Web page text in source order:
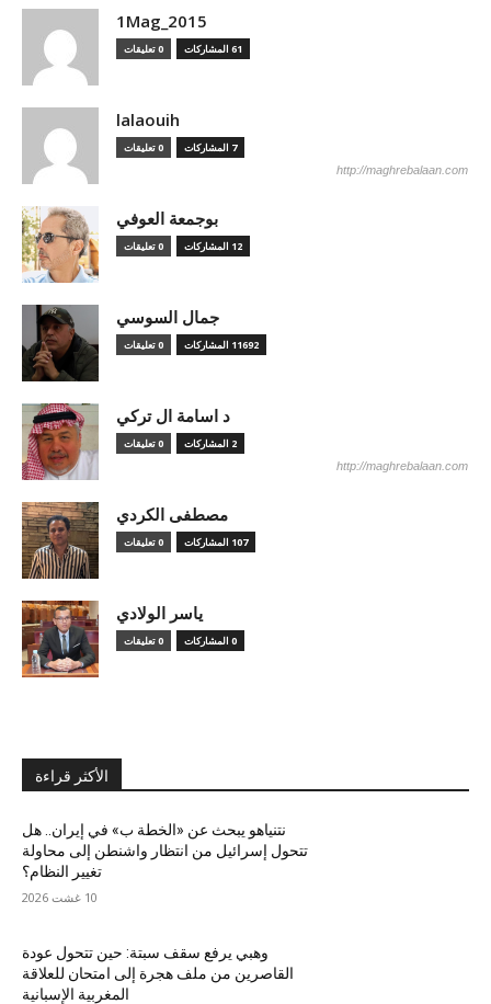
1Mag_2015
61 المشاركات 0 تعليقات
lalaouih
7 المشاركات 0 تعليقات
http://maghrebalaan.com
بوجمعة العوفي
12 المشاركات 0 تعليقات
جمال السوسي
11692 المشاركات 0 تعليقات
د اسامة ال تركي
2 المشاركات 0 تعليقات
http://maghrebalaan.com
مصطفى الكردي
107 المشاركات 0 تعليقات
ياسر الولادي
0 المشاركات 0 تعليقات
الأكثر قراءة
نتنياهو يبحث عن «الخطة ب» في إيران.. هل
تتحول إسرائيل من انتظار واشنطن إلى محاولة
تغيير النظام؟
10 غشت 2026
وهبي يرفع سقف سبتة: حين تتحول عودة
القاصرين من ملف هجرة إلى امتحان للعلاقة
المغربية الإسبانية